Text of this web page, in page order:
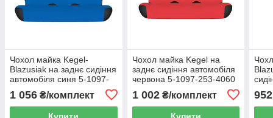
Чохол майка Kegel-
Blazusiak на заднє сидіння
автомобіля синя 5-1097-
1 056 ₴/комплект
Чохол майка Kegel на
заднє сидіння автомобіля
червона 5-1097-253-4060
1 002₴/комплект 952